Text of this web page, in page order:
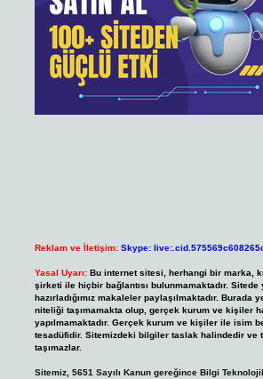
Reklam ve İletişim: Skype:
Yasal Uyarı: Bu internet sitesi, herhangi bir marka,
şirketi ile hiçbir bağlantısı bulunmamaktadır. Sitede
hazırladığımız makaleler paylaşılmaktadır.
niteliği taşımamakta olup, gerçek kurum ve kişiler
yapılmamaktadır. Gerçek kurum ve kişiler ile isim
tesadüfidir. Sitemizdeki bilgiler taslak halindedir ve
taşımazlar.
Sitemiz, 5651 Sayılı Kanun gereğince Bilgi